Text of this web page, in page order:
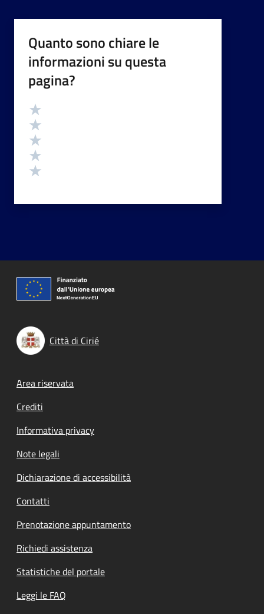
Quanto sono chiare le
informazioni su questa
pagina?
Valutazione
Città di Cirié
Footer menu
Area riservata
Crediti
Informativa privacy
Note legali
Dichiarazione di accessibilità
Contatti
Prenotazione appuntamento
Richiedi assistenza
Statistiche del portale
Leggi le FAQ